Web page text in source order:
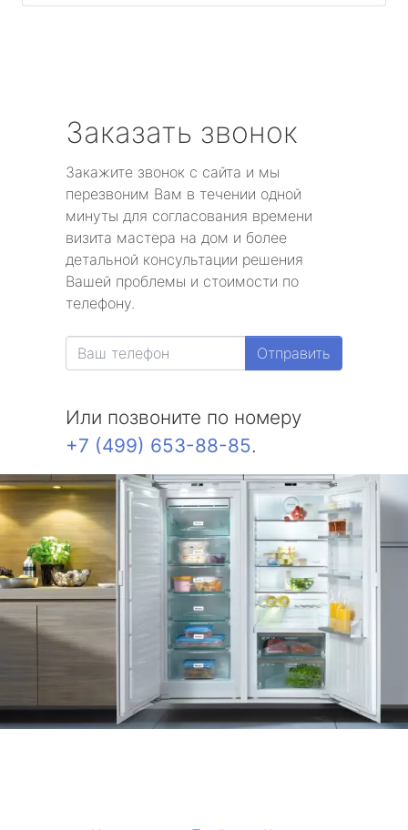
Заказать звонок
Закажите звонок с сайта и мы
перезвоним Вам в течении одной
минуты для согласования времени
визита мастера на дом и более
детальной консультации решения
Вашей проблемы и стоимости по
телефону.
Отправить
Или позвоните по номеру
+7 (499) 653-88-85.